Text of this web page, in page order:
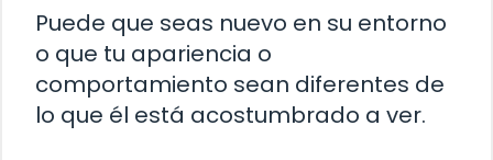
Puede que seas nuevo en su entorno
o que tu apariencia o
comportamiento sean diferentes de
lo que él está acostumbrado a ver.